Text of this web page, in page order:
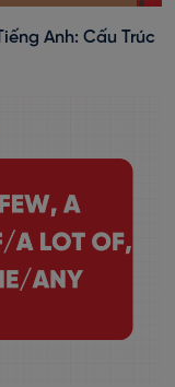
Anh: Cấu Trúc